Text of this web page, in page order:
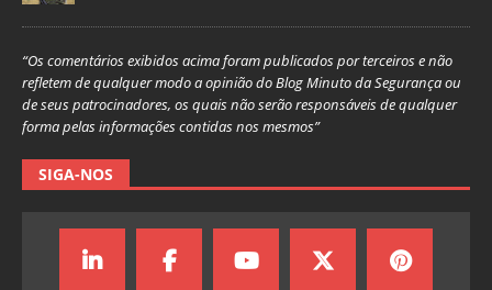
“Os comentários exibidos acima foram publicados por terceiros e não
refletem de qualquer modo a opinião do Blog Minuto da Segurança ou
de seus patrocinadores, os quais não serão responsáveis de qualquer
forma pelas informações contidas nos mesmos”
SIGA-NOS